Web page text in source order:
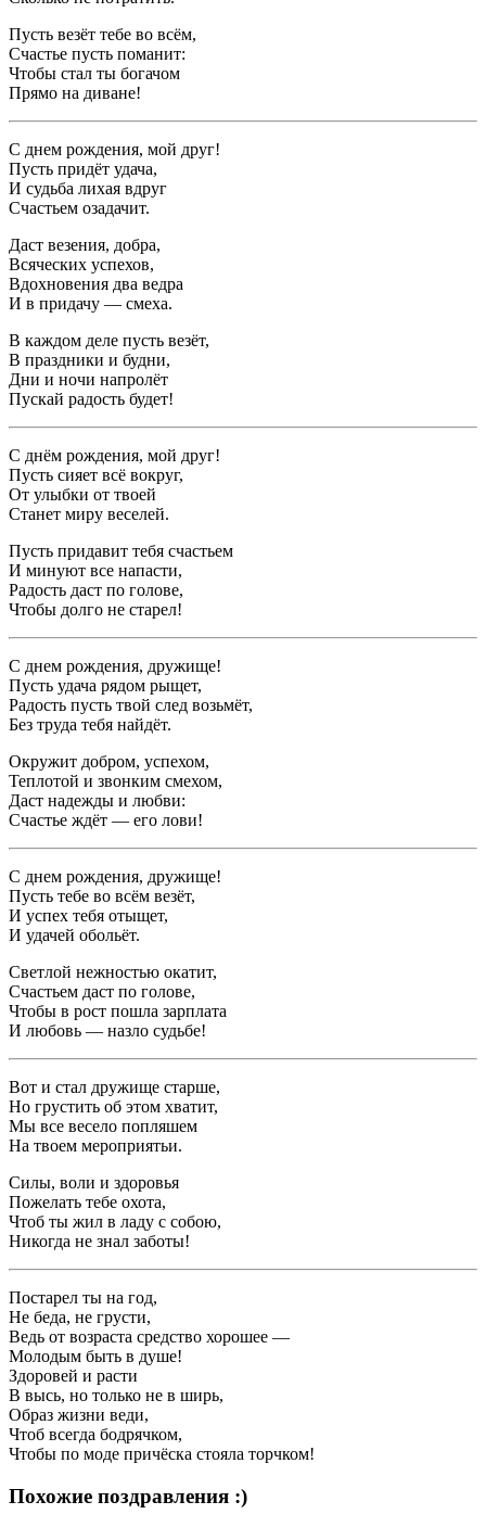
Пусть везёт тебе во всём,
Счастье пусть поманит:
Чтобы стал ты богачом
Прямо на диване!
С днем рождения, мой друг!
Пусть придёт удача,
И судьба лихая вдруг
Счастьем озадачит.
Даст везения, добра,
Всяческих успехов,
Вдохновения два ведра
И в придачу — смеха.
В каждом деле пусть везёт,
В праздники и будни,
Дни и ночи напролёт
Пускай радость будет!
С днём рождения, мой друг!
Пусть сияет всё вокруг,
От улыбки от твоей
Станет миру веселей.
Пусть придавит тебя счастьем
И минуют все напасти,
Радость даст по голове,
Чтобы долго не старел!
С днем рождения, дружище!
Пусть удача рядом рыщет,
Радость пусть твой след возьмёт,
Без труда тебя найдёт.
Окружит добром, успехом,
Теплотой и звонким смехом,
Даст надежды и любви:
Счастье ждёт — его лови!
С днем рождения, дружище!
Пусть тебе во всём везёт,
И успех тебя отыщет,
И удачей обольёт.
Светлой нежностью окатит,
Счастьем даст по голове,
Чтобы в рост пошла зарплата
И любовь — назло судьбе!
Вот и стал дружище старше,
Но грустить об этом хватит,
Мы все весело попляшем
На твоем мероприятьи.
Силы, воли и здоровья
Пожелать тебе охота,
Чтоб ты жил в ладу с собою,
Никогда не знал заботы!
Постарел ты на год,
Не беда, не грусти,
Ведь от возраста средство хорошее —
Молодым быть в душе!
Здоровей и расти
В высь, но только не в ширь,
Образ жизни веди,
Чтоб всегда бодрячком,
Чтобы по моде причёска стояла торчком!
Похожие поздравления :)